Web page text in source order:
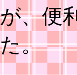
が、便
た。